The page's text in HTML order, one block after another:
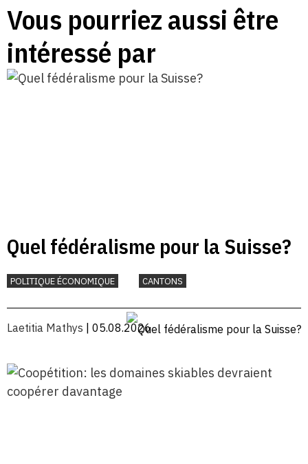
Vous pourriez aussi être
intéressé par
Quel fédéralisme pour la Suisse?
POLITIQUE ÉCONOMIQUE CANTONS
Laetitia Mathys | 05.08.2026